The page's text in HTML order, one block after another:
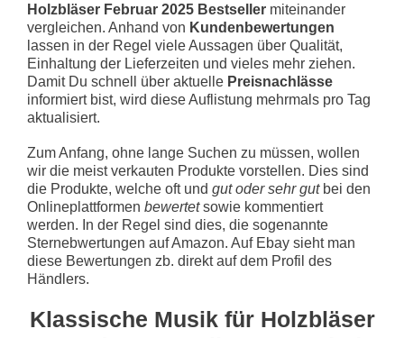
Holzbläser Februar 2025 Bestseller miteinander
vergleichen. Anhand von Kundenbewertungen
lassen in der Regel viele Aussagen über Qualität,
Einhaltung der Lieferzeiten und vieles mehr ziehen.
Damit Du schnell über aktuelle Preisnachlässe
informiert bist, wird diese Auflistung mehrmals pro Tag
aktualisiert.
Zum Anfang, ohne lange Suchen zu müssen, wollen
wir die meist verkauten Produkte vorstellen. Dies sind
die Produkte, welche oft und gut oder sehr gutbei den
Onlineplattformen bewertetsowie kommentiert
werden. In der Regel sind dies, die sogenannte
Sternebwertungen auf Amazon. Auf Ebay sieht man
diese Bewertungen zb. direkt auf dem Profil des
Händlers.
Klassische Musik für Holzbläser